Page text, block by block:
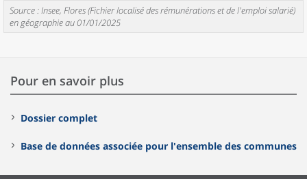
Source : Insee, Flores (Fichier localisé des rémunérations et de l'emploi salarié)
en géographie au 01/01/2025
Pour en savoir plus
Dossier complet
Base de données associée pour l'ensemble des communes